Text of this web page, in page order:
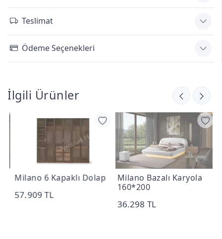
Teslimat
Ödeme Seçenekleri
İlgili Ürünler
Milano 6 Kapaklı Dolap
57.909 TL
Milano Bazalı Karyola
160*200
36.298 TL